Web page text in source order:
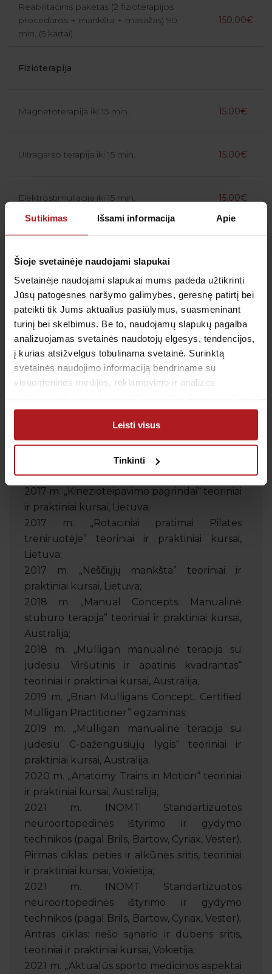
Sutikimas Išsami informacija Apie
Šioje svetainėje naudojami slapukai
Svetainėje naudojami slapukai mums padeda užtikrinti
Jūsų patogesnes naršymo galimybes, geresnę patirtį bei
pateikti tik Jums aktualius pasiūlymus, suasmeninant
turinį bei skelbimus. Be to, naudojamų slapukų pagalba
analizuojamas svetainės naudotojų elgesys, tendencijos,
į kurias atsižvelgus tobulinama svetainė. Surinktą
svetainės naudojimo informaciją bendriname su
visuomeninės medijos, reklamavimo ir analizės
arba naudojant paslaugas surinktos informacijos.
Leisti visus
Tinkinti
Reabilitacinis paketas (2 fizioterapijos
procedūros + mankšta + masažas) 90
min. (5 kartai)
150.00€
Fizioterapija
Magnetoterapija iki 15 min. 15.00€
Ultragarso terapija iki 15 min. 15.00€
Elektrostimuliacija iki 15 min. 15.00€
Išsilavinimas:
2013–2016 m. „Lietuvos sporto universitetas“,
Kineziterapijos magistras.
Profesinė darbo patirtis:
2011–2014 m. UAB „Senjorų rezidencija“,
Kineziterapeutė.
Kineziterapeutė.
Nuo 2019 m. MB „Kineziterapija Tau“,
Kineziterapeutė.
Tarptautinė patirtis, mokymai, stažuotės:
2017 m. „Kinezioteipavimo pagrindai“ teoriniai
ir praktiniai kursai, Lietuva;
2017 m. „Rotaciniai pratimai Pilates
treniruotėje” teoriniai ir praktiniai kursai,
Lietuva;
2017 m. „Nėščiųjų mankšta” teoriniai ir
praktiniai kursai, Lietuva;
2018 m. „Manual Concepts. Manualinė
stuburo terapija” teoriniai ir praktiniai kursai,
Australija;
2018 m. „Mulligan manualinė terapija su
judesiu. Viršutinis ir apatinis kvadrantas“
teoriniai ir praktiniai kursai, Australija;
2019 m. „Brian Mulligans Concept. Certified
Mulligan Practitioner” egzaminas;
2019 m. „Mulligan manualinė terapija su
judesiu C-pažengusiųjų lygis“ teoriniai ir
praktiniai kursai, Australija;
2020 m. „Anatomy Trains in Motion“ teoriniai
ir praktiniai kursai, Australija;
2021 m. INOMT Standartizuotos
neuroortopedinės ištyrimo ir gydymo
technikos (pagal Brils, Bartow, Cyriax, Vester).
Pirmas ciklas: peties ir alkūnės sritis, teoriniai
ir praktiniai kursai, Vokietija;
2021 m. INOMT Standartizuotos
neuroortopedinės ištyrimo ir gydymo
technikos (pagal Brils, Bartow, Cyriax, Vester).
Antras ciklas: riešo sąnario ir dubens sritis,
teoriniai ir praktiniai kursai, Vokietija;
2021 m. „Aktualūs sporto medicinos aspektai